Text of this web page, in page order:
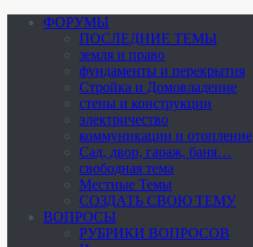
ФОРУМЫ
ПОСЛЕДНИЕ ТЕМЫ
земля и право
фундаменты и перекрытия
Стройка и Домовладение
стены и конструкции
электричество
коммуникации и отопление
Cад, двор, гараж, баня…
свободная тема
Местные Темы
СОЗДАТЬ СВОЮ ТЕМУ
ВОПРОСЫ
РУБРИКИ ВОПРОСОВ